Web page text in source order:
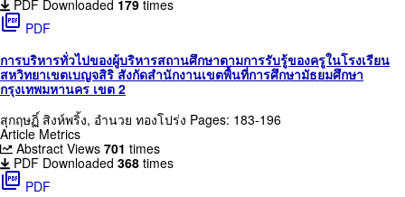
PDF Downloaded 179times
picture_as_pdf PDF
การบริหารทั่วไปของผู้บริหารสถานศึกษาตามการรับรู้ของครูในโรงเรียน
สหวิทยาเขตเบญจสิริ สังกัดสำนักงานเขตพื้นที่การศึกษามัธยมศึกษา
กรุงเทพมหานคร เขต 2
สุกฤษฏิ์ สิงห์พริ้ง, อำนวย ทองโปร่ง Pages: 183-196
Article Metrics
Abstract Views 701 times
PDF Downloaded 368times
picture_as_pdf PDF